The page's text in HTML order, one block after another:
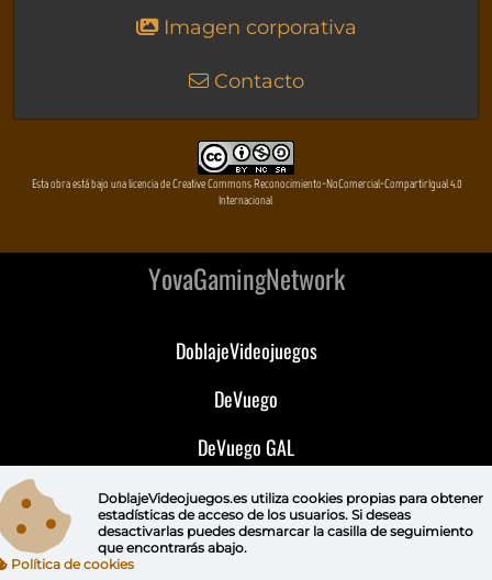
Imagen corporativa
Contacto
Esta obra está bajo una licencia de Creative Commons Reconocimiento-NoComercial-CompartirIgual 4.0
Internacional
YovaGamingNetwork
DoblajeVideojuegos
DeVuego
DeVuego GAL
DeVuego LATAM
DeVuego Portugal
DoblajeVideojuegos.es utiliza cookies propiaspara obtener
estadísticas de acceso de los usuarios. Si deseas
desactivarlas puedes desmarcar la casilla de seguimiento
que encontrarás abajo.
Política de cookies